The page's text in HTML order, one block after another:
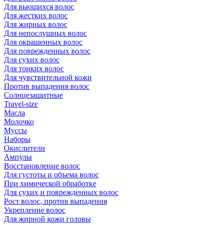
Для вьющихся волос
Для жестких волос
Для жирных волос
Для непослушных волос
Для окрашенных волос
Для поврежденных волос
Для сухих волос
Для тонких волос
Для чувствительной кожи
Против выпадения волос
Солнцезащитные
Travel-size
Масла
Молочко
Муссы
Наборы
Окислители
Ампулы
Восстановление волос
Для густоты и объема волос
При химической обработке
Для сухих и поврежденных волос
Рост волос, против выпадения
Укрепление волос
Для жирной кожи головы